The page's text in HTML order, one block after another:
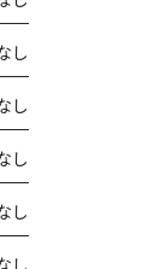
し
し
し
し